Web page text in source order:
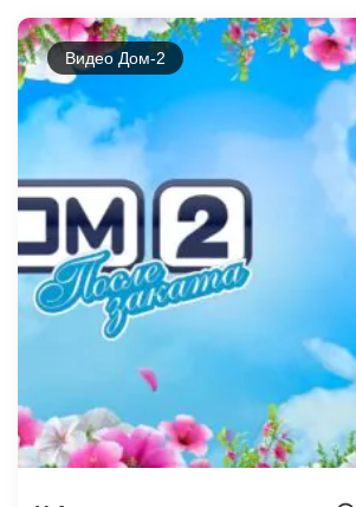
Видео Дом-2